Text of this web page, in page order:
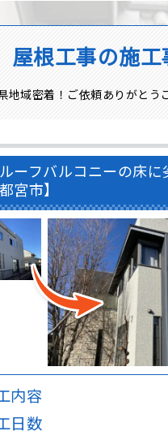
屋根工事の施工
地域密着！ご依頼ありがとう
ーフバルコニーの床
宮市】
内容
日数